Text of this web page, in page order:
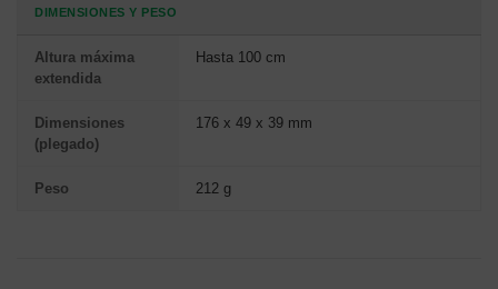
DIMENSIONES Y PESO
Altura máxima
extendida
Hasta 100 cm
Dimensiones
(plegado)
176 x 49 x 39 mm
Peso 212 g